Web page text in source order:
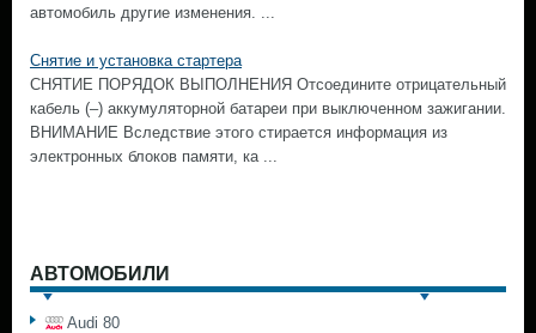
автомобиль другие изменения. ...
Снятие и установка стартера
СНЯТИЕ ПОРЯДОК ВЫПОЛНЕНИЯ Отсоедините отрицательный
кабель (–) аккумуляторной батареи при выключенном зажигании.
ВНИМАНИЕ Вследствие этого стирается информация из
электронных блоков памяти, ка ...
АВТОМОБИЛИ
Audi 80